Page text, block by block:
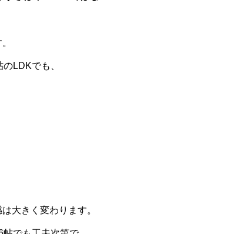
のLDKでも、
は大きく 変わり ます。